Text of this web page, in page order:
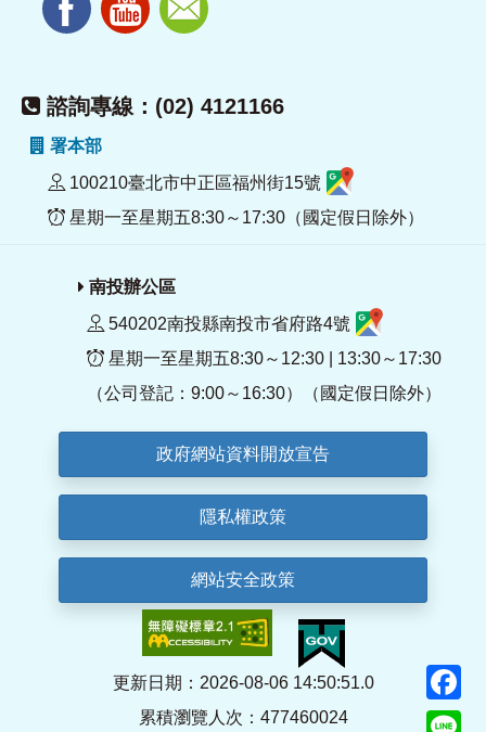
諮詢專線：(02) 4121166
署本部
100210臺北市中正區福州街15號
星期一至星期五8:30～17:30（國定假日除外）
南投辦公區
540202南投縣南投市省府路4號
星期一至星期五8:30～12:30 | 13:30～17:30
（公司登記：9:00～16:30）（國定假日除外）
政府網站資料開放宣告
隱私權政策
網站安全政策
更新日期：2026-08-06 14:50:51.0
累積瀏覽人次：477460024